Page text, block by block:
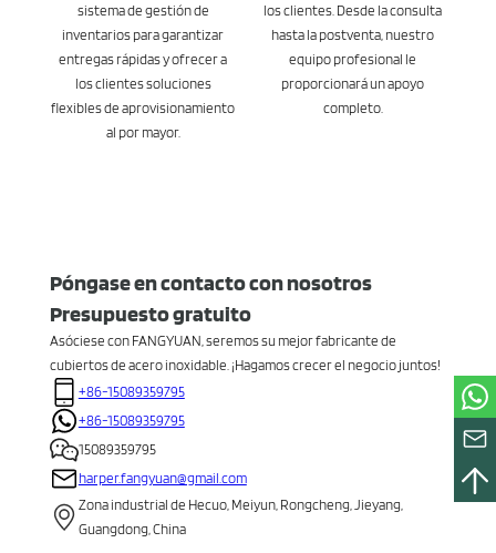
sistema de gestión de
inventarios para garantizar
entregas rápidas y ofrecer a
los clientes soluciones
flexibles de aprovisionamiento
al por mayor.
los clientes. Desde la consulta
hasta la postventa, nuestro
equipo profesional le
proporcionará un apoyo
completo.
Póngase en contacto con nosotros
Presupuesto gratuito
Asóciese con FANGYUAN, seremos su mejor fabricante de
cubiertos de acero inoxidable. ¡Hagamos crecer el negocio juntos!
+86-15089359795
+86-15089359795
15089359795
harper.fangyuan@gmail.com
Zona industrial de Hecuo, Meiyun, Rongcheng, Jieyang,
Guangdong, China